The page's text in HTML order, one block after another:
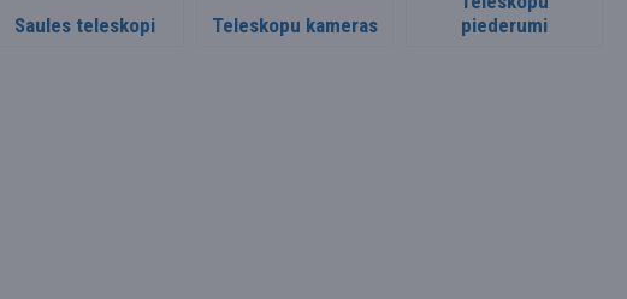
Saules teleskopi Teleskopu kameras
piederumi